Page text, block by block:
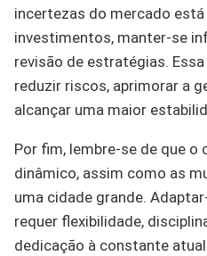
incertezas do mercado
investimentos, manter-se
revisão de estratégias.
reduzir riscos, aprimorar a
alcançar uma maior
Por fim, lembre-se de que
dinâmico, assim como as
uma cidade grande.
requer flexibilidade,
dedicação à constante